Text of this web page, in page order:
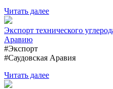
Читать далее
Экспорт технического
Аравию
#Экспорт
#Саудовская Аравия
Читать далее